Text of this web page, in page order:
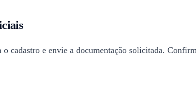
cadastro e envie a documentação solicitada.